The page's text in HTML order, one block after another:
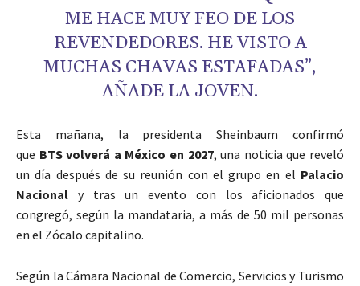
ME HACE MUY FEO DE LOS
REVENDEDORES. HE VISTO A
MUCHAS CHAVAS ESTAFADAS”,
AÑADE LA JOVEN.
Esta mañana, la presidenta Sheinbaum confirmó
que BTS volverá a México en 2027, una noticia que reveló
un día después de su reunión con el grupo en el Palacio
Nacional y tras un evento con los aficionados que
congregó, según la mandataria, a más de 50 mil personas
en el Zócalo capitalino.
Según la Cámara Nacional de Comercio, Servicios y Turismo